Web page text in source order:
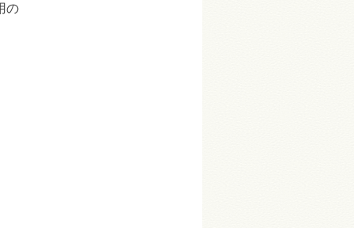
の